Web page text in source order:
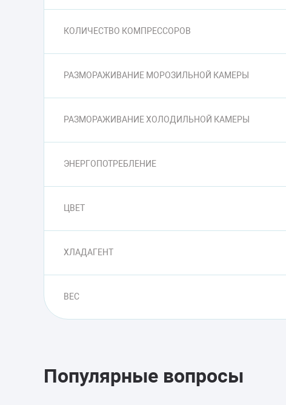
КОЛИЧЕСТВО КОМПРЕССОРОВ
РАЗМОРАЖИВАНИЕ МОРОЗИЛЬНОЙ КАМЕРЫ
РАЗМОРАЖИВАНИЕ ХОЛОДИЛЬНОЙ КАМЕРЫ
ЭНЕРГОПОТРЕБЛЕНИЕ
ЦВЕТ
ХЛАДАГЕНТ
ВЕС
Популярные вопросы